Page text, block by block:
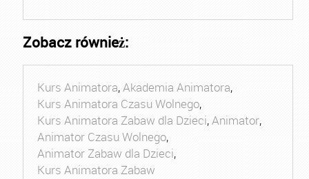
Zobacz również:
Kurs Animatora,Akademia Animatora,
Kurs Animatora Czasu Wolnego,
Kurs Animatora Zabaw dla Dzieci,Animator,
Animator Czasu Wolnego,
Animator Zabaw dla Dzieci,
Kurs Animatora Zabaw